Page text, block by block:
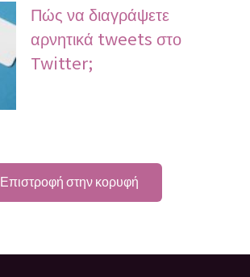
Πώς να διαγράψετε
αρνητικά tweets στο
Twitter;
Επιστροφή στην κορυφή